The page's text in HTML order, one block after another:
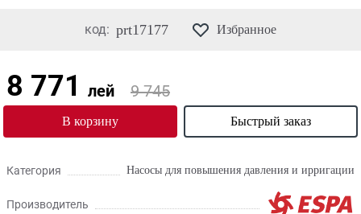
код: prt17177 Избранное
8 771 лей 9 745
В корзину Быстрый заказ
Категория Насосы для повышения давления и ирригации
Производитель